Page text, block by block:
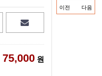
이전 다음
75,000 원